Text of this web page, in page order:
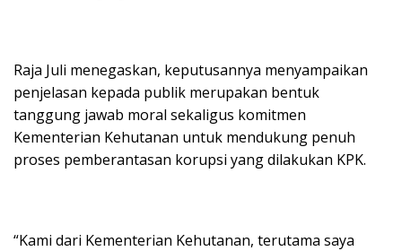
Raja Juli menegaskan, keputusannya menyampaikan
penjelasan kepada publik merupakan bentuk
tanggung jawab moral sekaligus komitmen
Kementerian Kehutanan untuk mendukung penuh
proses pemberantasan korupsi yang dilakukan KPK.
“Kami dari Kementerian Kehutanan, terutama saya